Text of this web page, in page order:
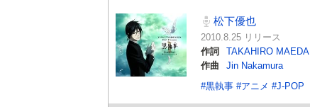
松下優也
2010.8.25 リリース
作詞
TAKAHIRO MAEDA
作曲
Jin Nakamura
#黒執事 #アニメ #J-POP